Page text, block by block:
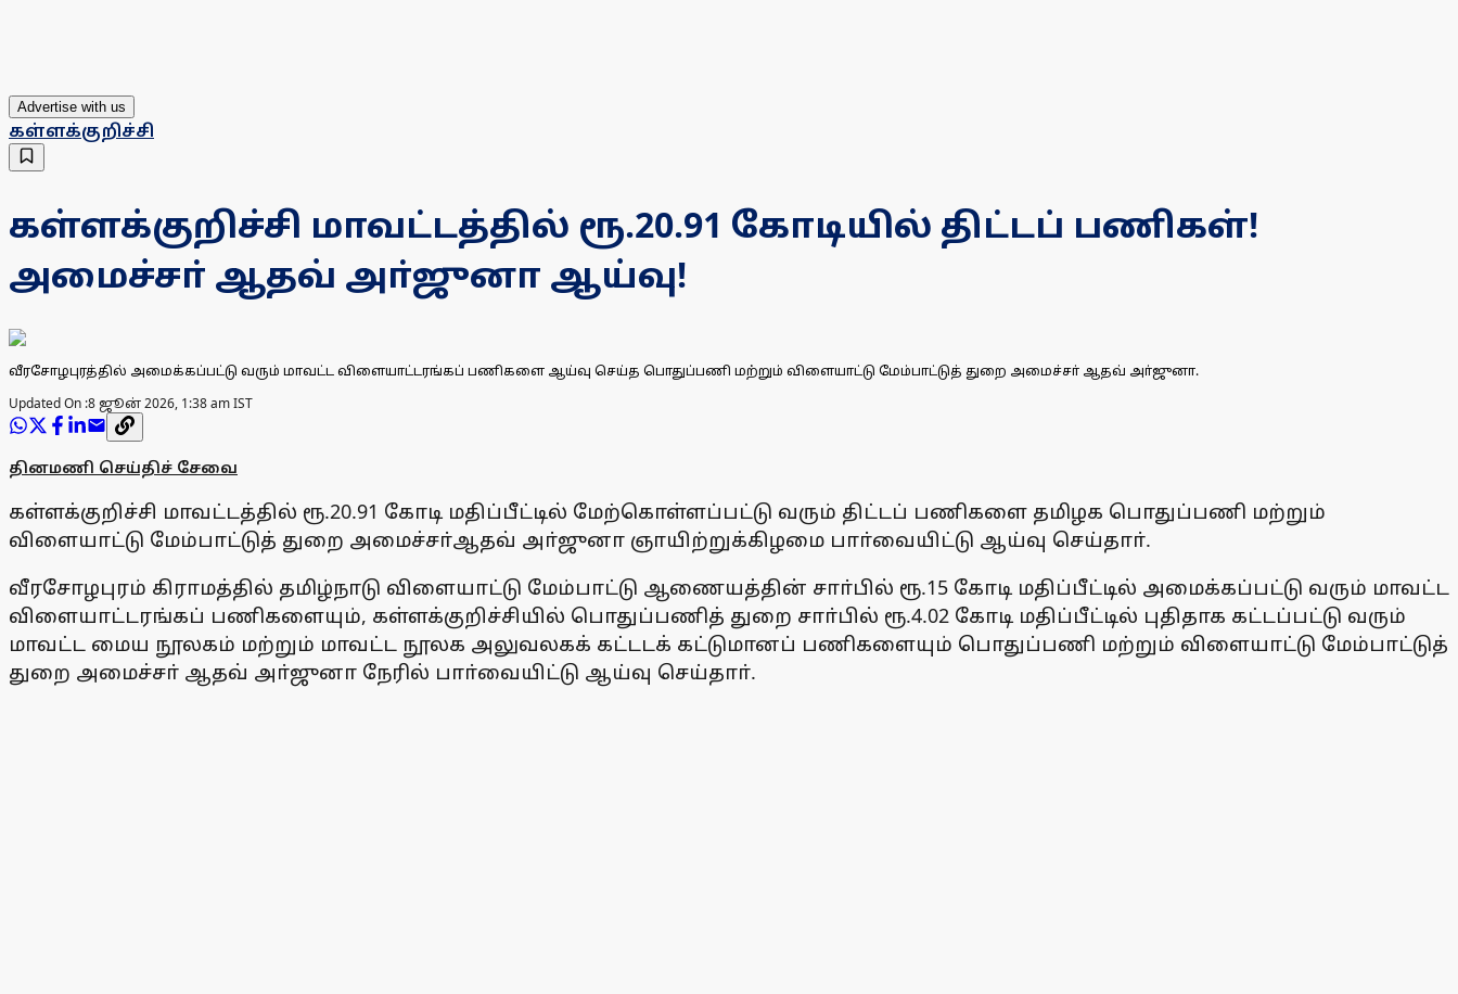
Advertise with us
கள்ளக்குறிச்சி
கள்ளக்குறிச்சி மாவட்டத்தில் ரூ.20.91 கோடியில் திட்டப் பணிகள்!
அமைச்சா் ஆதவ் அா்ஜுனா ஆய்வு!
வீரசோழபுரத்தில் அமைக்கப்பட்டு வரும் மாவட்ட விளையாட்டரங்கப் பணிகளை ஆய்வு செய்த பொதுப்பணி மற்றும் விளையாட்டு மேம்பாட்டுத் துறை அமைச்சா் ஆதவ் அா்ஜுனா.
Updated On :8 ஜூன் 2026, 1:38 am IST
தினமணி செய்திச் சேவை
கள்ளக்குறிச்சி மாவட்டத்தில் ரூ.20.91 கோடி மதிப்பீட்டில் மேற்கொள்ளப்பட்டு வரும் திட்டப் பணிகளை தமிழக பொதுப்பணி மற்றும்
விளையாட்டு மேம்பாட்டுத் துறை அமைச்சா்ஆதவ் அா்ஜுனா ஞாயிற்றுக்கிழமை பாா்வையிட்டு ஆய்வு செய்தாா்.
வீரசோழபுரம் கிராமத்தில் தமிழ்நாடு விளையாட்டு மேம்பாட்டு ஆணையத்தின் சாா்பில் ரூ.15 கோடி மதிப்பீட்டில் அமைக்கப்பட்டு வரும் மாவட்ட
விளையாட்டரங்கப் பணிகளையும், கள்ளக்குறிச்சியில் பொதுப்பணித் துறை சாா்பில் ரூ.4.02 கோடி மதிப்பீட்டில் புதிதாக கட்டப்பட்டு வரும்
மாவட்ட மைய நூலகம் மற்றும் மாவட்ட நூலக அலுவலகக் கட்டடக் கட்டுமானப் பணிகளையும் பொதுப்பணி மற்றும் விளையாட்டு மேம்பாட்டுத்
துறை அமைச்சா் ஆதவ் அா்ஜுனா நேரில் பாா்வையிட்டு ஆய்வு செய்தாா்.